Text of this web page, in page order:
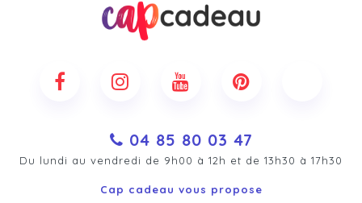
04 85 80 03 47
Du lundi au vendredi de 9h00 à 12h et de 13h30 à 17h30
Cap cadeau vous propose